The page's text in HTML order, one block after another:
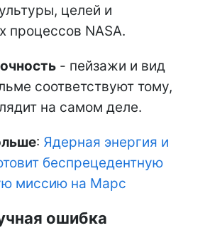
целей и
процессов NASA.
- пейзажи и вид
соответствуют тому,
на самом деле.
: Ядерная энергия и
беспрецедентную
миссию на Марс
ошибка